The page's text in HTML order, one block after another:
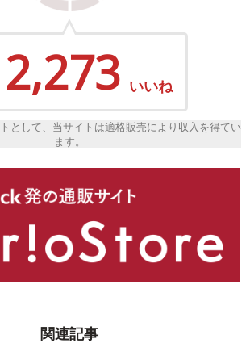
2,273 いいね
として、当サイトは適格販売により収入を得てい
ます。
関連記事